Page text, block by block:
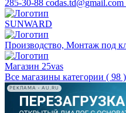
285-30-88
SUNWARD
Производство, Монтаж под
Магазин 25vas
Все магазины категории ( 98 )
РЕКЛАМА • AU.RU